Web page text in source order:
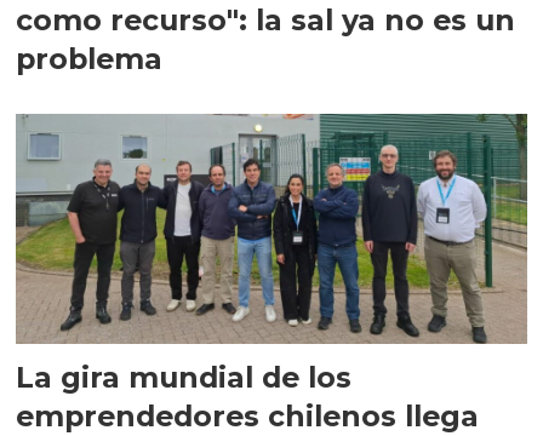
como recurso": la sal ya no es un
problema
La gira mundial de los
emprendedores chilenos llega